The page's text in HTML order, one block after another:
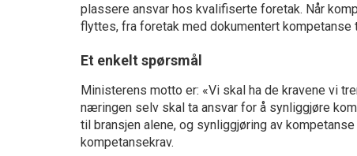
plassere ansvar hos kvalifiserte foretak. Når
flyttes, fra foretak med dokumentert
Et enkelt spørsmål
Ministerens motto er: «Vi skal ha de kravene vi
næringen selv skal ta ansvar for å synliggjøre
til bransjen alene, og synliggjøring av
kompetansekrav.